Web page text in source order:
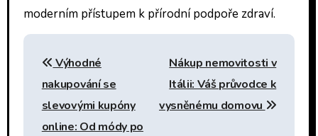
moderním přístupem k přírodní podpoře zdraví.
Navigace
pro
příspěvek
Výhodné
nakupování se
slevovými kupóny
online: Od módy po
Nákup nemovitosti v
Itálii: Váš průvodce k
vysněnému domovu